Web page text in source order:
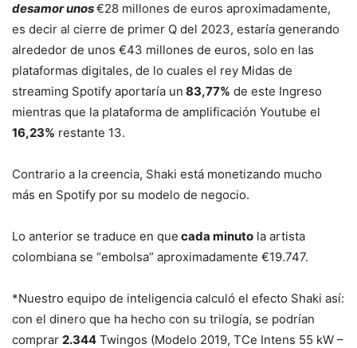
desamor unos€28 millones de euros aproximadamente,
es decir al cierre de primer Q del 2023, estaría generando
alrededor de unos €43 millones de euros, solo en las
plataformas digitales, de lo cuales el rey Midas de
streaming Spotify aportaría un 83,77% de este Ingreso
mientras que la plataforma de amplificación Youtube el
16,23% restante 13.
Contrario a la creencia, Shaki está monetizando mucho
más en Spotify por su modelo de negocio.
Lo anterior se traduce en que cada minuto la artista
colombiana se “embolsa” aproximadamente €19.747.
*Nuestro equipo de inteligencia calculó el efecto Shaki así:
con el dinero que ha hecho con su trilogía, se podrían
comprar 2.344 Twingos (Modelo 2019, TCe Intens 55 kW –